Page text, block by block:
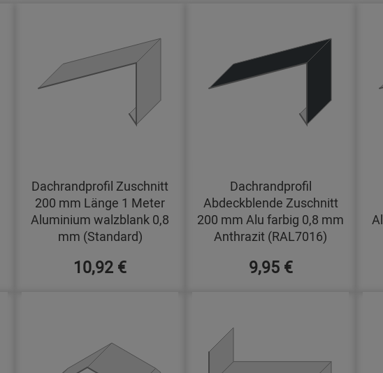
Dachrandprofil Zuschnitt
200 mm Länge 1 Meter
Aluminium walzblank 0,8
mm (Standard)
10,92 €
Dachrandprofil
Abdeckblende Zuschnitt
200 mm Alu farbig 0,8 mm
Anthrazit (RAL7016)
9,95 €